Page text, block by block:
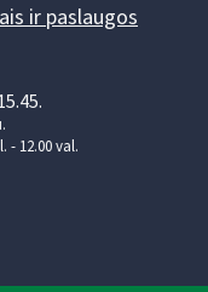
ir paslaugos
- 12.00 val.